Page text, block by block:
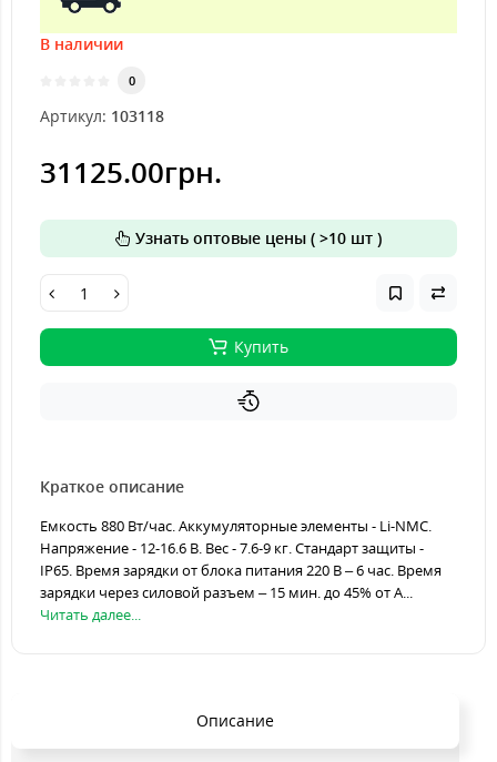
В наличии
0
Артикул: 103118
31125.00грн.
Узнать оптовые цены ( >10 шт )
Купить
Краткое описание
Емкость 880 Вт/час. Аккумуляторные элементы - Li-NMC.
Напряжение - 12-16.6 В. Вес - 7.6-9 кг. Стандарт защиты -
ІP65. Время зарядки от блока питания 220 В – 6 час. Время
зарядки через силовой разъем – 15 мин. до 45% от А...
Читать далее...
Описание